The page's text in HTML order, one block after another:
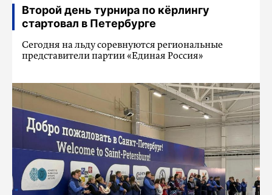
Второй день турнира по кёрлингу
стартовал в Петербурге
Сегодня на льду соревнуются региональные
представители партии «Единая Россия»